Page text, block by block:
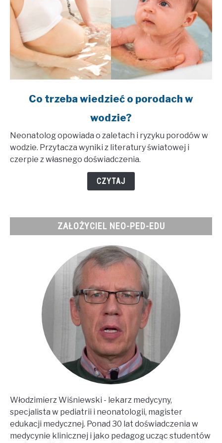
trzeba
wiedzieć
porodach
Co trzeba wiedzieć o porodach w
wodzie?
Neonatolog opowiada o zaletach i ryzyku porodów w
wodzie. Przytacza wyniki z literatury światowej i
czerpie z własnego doświadczenia.
CZYTAJ
ZAŁOŻYCIEL NEO-PED-EDU
Włodzimierz Wiśniewski - lekarz medycyny,
specjalista w pediatrii i neonatologii, magister
edukacji medycznej. Ponad 30 lat doświadczenia w
medycynie klinicznej i jako pedagog ucząc studentów